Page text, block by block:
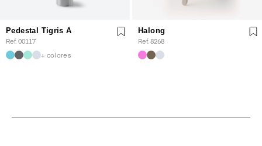
Pedestal Tigris A
Ref. 00117
+ colores
Halong
Ref. 8268